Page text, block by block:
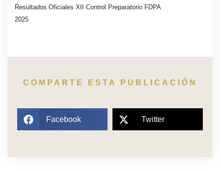
Resultados Oficiales XII Control Preparatorio FDPA
2025
COMPARTE ESTA PUBLICACIÓN
Facebook Twitter